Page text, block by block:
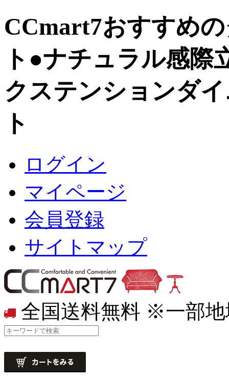
CCmart7おすすめ
ト ●ナチュラル感際
クステンションダ
ト
ログイン
マイページ
会員登録
サイトマップ
全国送料無料 ※一部地